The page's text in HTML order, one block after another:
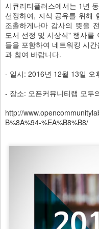
시큐리티플러스에서는 1년
선정하여, 지식 공유를 위해
조촐하게나마 감사의 뜻을
도서 선정 및 시상식" 행사를
들을 포함하여 네트워킹 시
과 참여 바랍니다.
- 일시: 2016년 12월 13일 오
- 장소: 오픈커뮤니티랩 모두
* 오
http://
B%8A%94-%EA%B8%B8/